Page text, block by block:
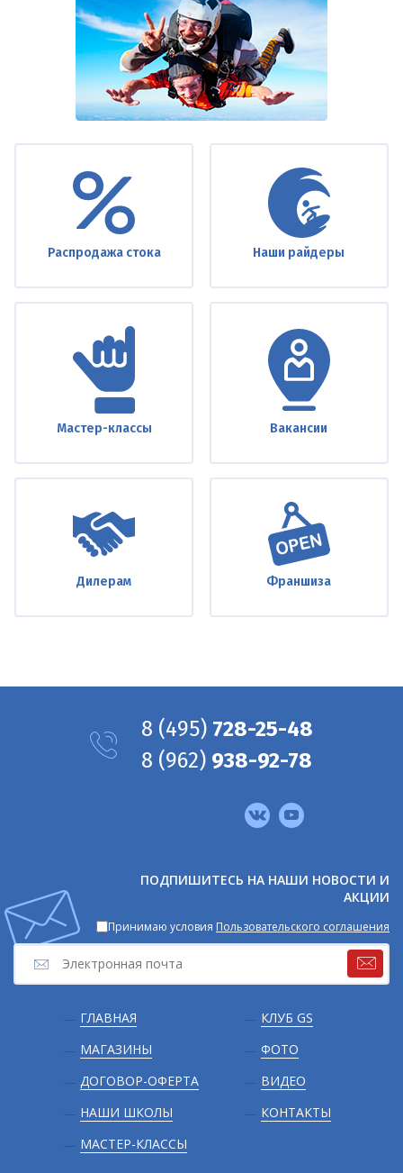
Распродажа стока Наши райдеры
Мастер-классы Вакансии
Дилерам Франшиза
Подвал
ГЛАВНАЯ
МАГАЗИНЫ
ДОГОВОР-ОФЕРТА
НАШИ ШКОЛЫ
МАСТЕР-КЛАССЫ
КЛУБ GS
ФОТО
ВИДЕО
КОНТАКТЫ
ПОДПИШИТЕСЬ НА НАШИ НОВОСТИ И
АКЦИИ
Принимаю условия Пользовательского соглашения
8 (495) 728-25-48
8 (962) 938-92-78